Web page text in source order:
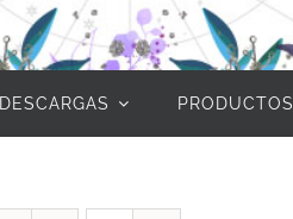
DESCARGAS PRODUCTOS